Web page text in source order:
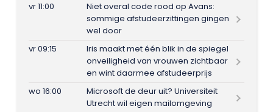
vr 11:00
Niet overal code rood op Avans:
sommige afstudeerzittingen gingen
wel door
vr 09:15
Iris maakt met één blik in de spiegel
onveiligheid van vrouwen zichtbaar
en wint daarmee afstudeerprijs
wo 16:00
Microsoft de deur uit? Universiteit
Utrecht wil eigen mailomgeving